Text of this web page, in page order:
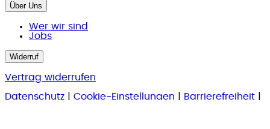
Über Uns
Wer wir sind
Jobs
Widerruf
Vertrag widerrufen
Datenschutz
Cookie-Einstellungen Barrierefreiheit